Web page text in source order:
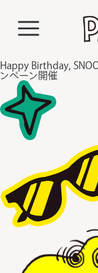
Happy Birthday,
ンペーン開催